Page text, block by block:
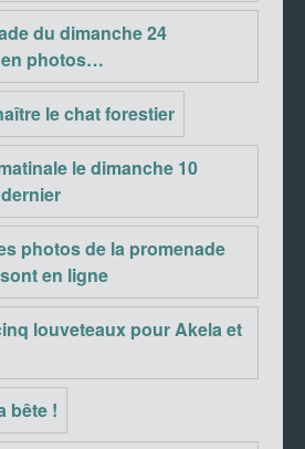
du dimanche 24
photos…
le chat forestier
le dimanche 10
photos de la promenade
en ligne
louveteaux pour Akela et
bête !